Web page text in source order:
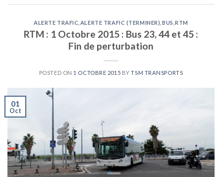
ALERTE TRAFIC ALERTE TRAFIC (TERMINER) BUS ,RTM
RTM : 1 Octobre 2015 : Bus 23, 44 et 45 :
Fin de perturbation
POSTED ON 1 OCTOBRE 2015 BYTSM TRANSPORTS
01
Oct